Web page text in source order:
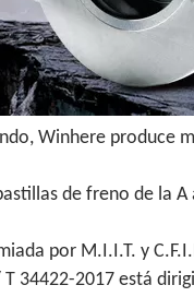
Winhere produce
de freno de la
por M.I.I.T. y
2017 está